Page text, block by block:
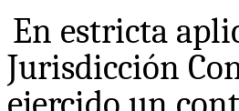
En estricta
Jurisdicción